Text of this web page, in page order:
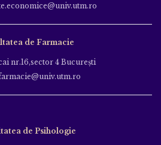
de Farmacie
nr.16,sector 4 Bucureşti
de Psihologie